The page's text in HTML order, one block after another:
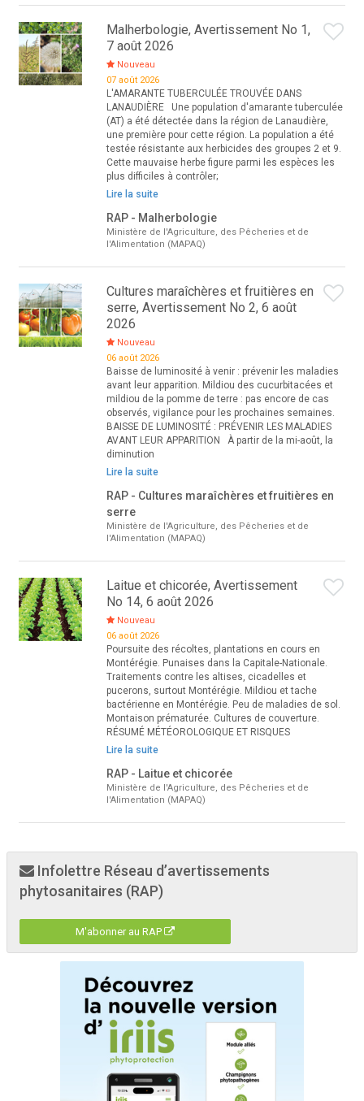
Malherbologie, Avertissement No 1,
7 août 2026
Nouveau
07 août 2026
L'AMARANTE TUBERCULÉE TROUVÉE DANS
LANAUDIÈRE Une population d'amarante tuberculée
(AT) a été détectée dans la région de Lanaudière,
une première pour cette région. La population a été
testée résistante aux herbicides des groupes 2 et 9.
Cette mauvaise herbe figure parmi les espèces les
plus difficiles à contrôler;
Lire la suite
RAP - Malherbologie
Ministère de l'Agriculture, des Pêcheries et de
l'Alimentation (MAPAQ)
Cultures maraîchères et fruitières en
serre, Avertissement No 2, 6 août
2026
Nouveau
06 août 2026
Baisse de luminosité à venir : prévenir les maladies
avant leur apparition. Mildiou des cucurbitacées et
mildiou de la pomme de terre : pas encore de cas
observés, vigilance pour les prochaines semaines.
BAISSE DE LUMINOSITÉ : PRÉVENIR LES MALADIES
AVANT LEUR APPARITION À partir de la mi-août, la
diminution
Lire la suite
RAP - Cultures maraîchères et fruitières en
serre
Ministère de l'Agriculture, des Pêcheries et de
l'Alimentation (MAPAQ)
Laitue et chicorée, Avertissement
No 14, 6 août 2026
Nouveau
06 août 2026
Poursuite des récoltes, plantations en cours en
Montérégie. Punaises dans la Capitale-Nationale.
Traitements contre les altises, cicadelles et
pucerons, surtout Montérégie. Mildiou et tache
bactérienne en Montérégie. Peu de maladies de sol.
Montaison prématurée. Cultures de couverture.
RÉSUMÉ MÉTÉOROLOGIQUE ET RISQUES
Lire la suite
RAP - Laitue et chicorée
Ministère de l'Agriculture, des Pêcheries et de
l'Alimentation (MAPAQ)
Infolettre Réseau d’avertissements
phytosanitaires (RAP)
M'abonner au RAP